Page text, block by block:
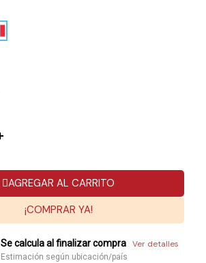
AGREGAR AL CARRITO
¡COMPRAR YA!
Se calcula al finalizar compra Ver detalles
Estimación según ubicación/país